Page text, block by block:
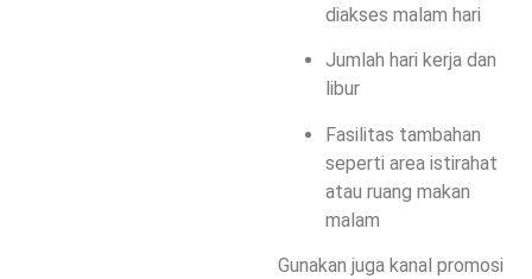
diakses malam hari
Jumlah hari kerja dan
libur
Fasilitas tambahan
seperti area istirahat
atau ruang makan
malam
Gunakan juga kanal promosi